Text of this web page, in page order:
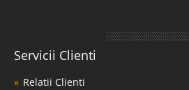
Servicii Clienti
Relatii Clienti